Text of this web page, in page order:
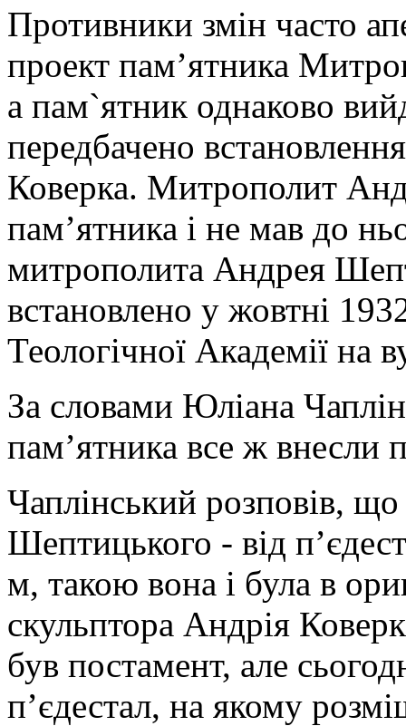
Противники змін часто
проект пам’ятника
а пам`ятник однаково
передбачено
Коверка. Митрополит
пам’ятника і не мав до
митрополита Андрея
встановлено у жовтні
Теологічної Академії на
За словами Юліана
пам’ятника все ж внесли
Чаплінський розповів,
Шептицького - від
м, такою вона і була в
скульптора Андрія
був постамент, але
п’єдестал, на якому